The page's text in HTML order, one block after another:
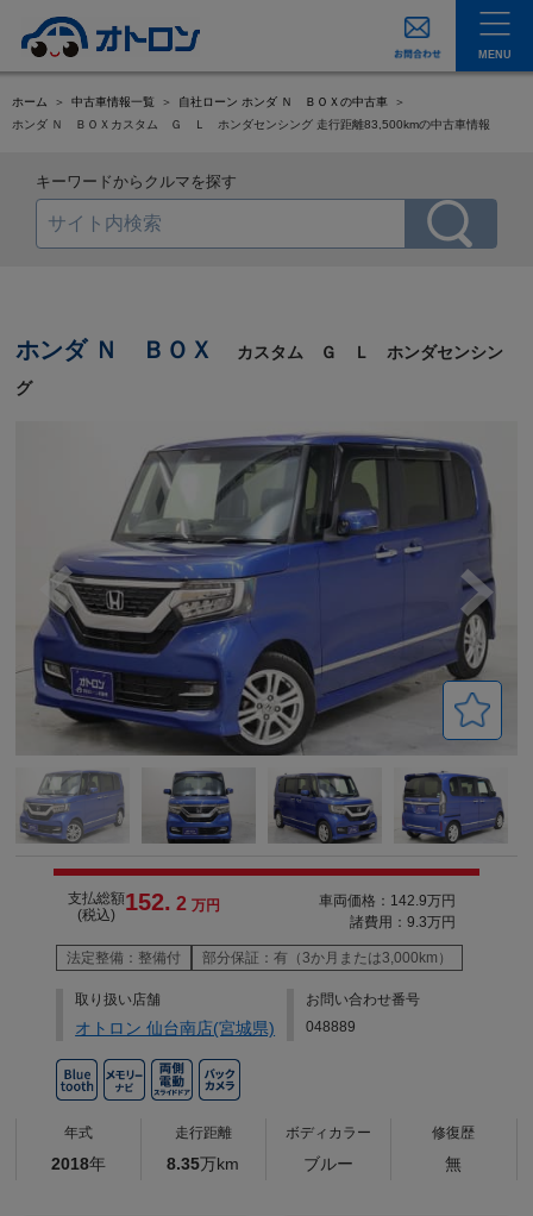
MENU
ホーム 中古車情報一覧
自社ローン ホンダ Ｎ ＢＯＸの中古車
ホンダ Ｎ ＢＯＸカスタム Ｇ Ｌ ホンダセンシング 走行距離83,500kmの中古車情報
キーワードからクルマを探す
ホンダ Ｎ ＢＯＸ
カスタム Ｇ Ｌ ホンダセンシン
グ
支払総額
(税込)
152. 2 万円
車両価格：142.9万円
諸費用：9.3万円
法定整備：整備付 部分保証：有（3か月または3,000km）
取り扱い店舗
オトロン 仙台南店(宮城県)
お問い合わせ番号
048889
年式
2018年
走行距離
8.35万km
ボディカラー
ブルー
修復歴
無